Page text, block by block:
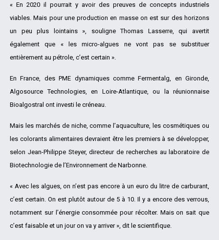
« En 2020 il pourrait y avoir des preuves de concepts industriels
viables. Mais pour une production en masse on est sur des horizons
un peu plus lointains », souligne Thomas Lasserre, qui avertit
également que « les micro-algues ne vont pas se substituer
entièrement au pétrole, c’est certain ».
En France, des PME dynamiques comme Fermentalg, en Gironde,
Algosource Technologies, en Loire-Atlantique, ou la réunionnaise
Bioalgostral ont investi le créneau.
Mais les marchés de niche, comme l’aquaculture, les cosmétiques ou
les colorants alimentaires devraient être les premiers à se développer,
selon Jean-Philippe Steyer, directeur de recherches au laboratoire de
Biotechnologie de l’Environnement de Narbonne.
« Avec les algues, on n’est pas encore à un euro du litre de carburant,
c’est certain. On est plutôt autour de 5 à 10. Il y a encore des verrous,
notamment sur l’énergie consommée pour récolter. Mais on sait que
c’est faisable et un jour on va y arriver », dit le scientifique.